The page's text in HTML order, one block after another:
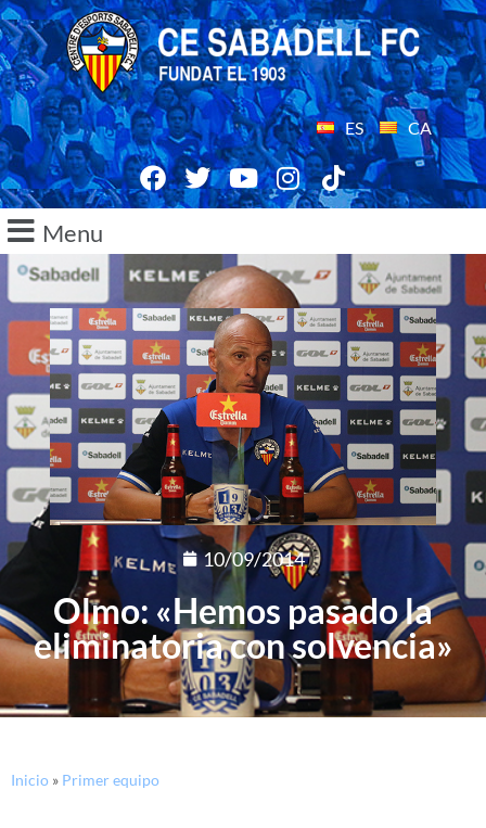
ES CA
Menu
10/09/2014
Olmo: «Hemos pasado la
eliminatoria con solvencia»
Inicio » Primer equipo